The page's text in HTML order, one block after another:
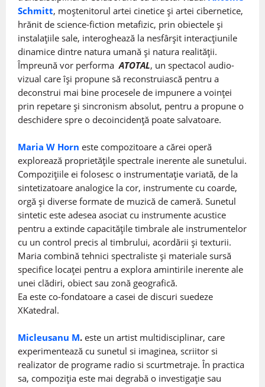
Schmitt, moștenitorul artei cinetice și artei cibernetice,
hrănit de science-fiction metafizic, prin obiectele și
instalațiile sale, interoghează la nesfârșit interacțiunile
dinamice dintre natura umană și natura realității.
Împreună vor performa ATOTAL, un spectacol audio-
vizual care își propune să reconstruiască pentru a
deconstrui mai bine procesele de impunere a voinței
prin repetare și sincronism absolut, pentru a propune o
deschidere spre o decoincidență poate salvatoare.
Maria W Horn este compozitoare a cărei operă
explorează proprietățile spectrale inerente ale sunetului.
Compozițiile ei folosesc o instrumentație variată, de la
sintetizatoare analogice la cor, instrumente cu coarde,
orgă și diverse formate de muzică de cameră. Sunetul
sintetic este adesea asociat cu instrumente acustice
pentru a extinde capacitățile timbrale ale instrumentelor
cu un control precis al timbrului, acordării și texturii.
Maria combină tehnici spectraliste și materiale sursă
specifice locaței pentru a explora amintirile inerente ale
unei clădiri, obiect sau zonă geografică.
Ea este co-fondatoare a casei de discuri suedeze
XKatedral.
Micleusanu M. este un artist multidisciplinar, care
experimentează cu sunetul si imaginea, scriitor si
realizator de programe radio si scurtmetraje. În practica
sa, compoziția este mai degrabă o investigație sau